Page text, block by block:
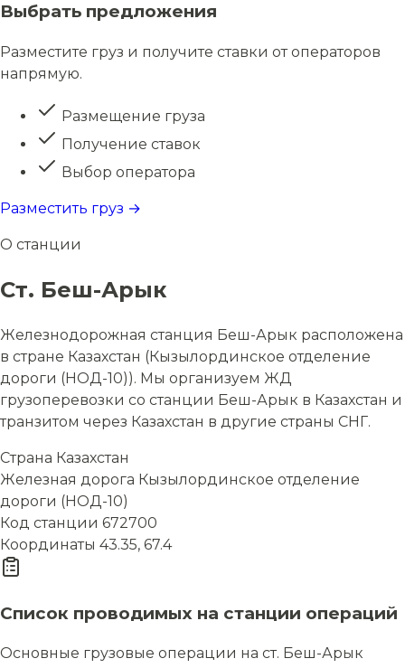
Выбрать предложения
Разместите груз и получите ставки от операторов
напрямую.
Размещение груза
Получение ставок
Выбор оператора
Разместить груз →
О станции
Ст. Беш-Арык
Железнодорожная станция Беш-Арык расположена
в стране Казахстан (Кызылординское отделение
дороги (НОД-10)). Мы организуем ЖД
грузоперевозки со станции Беш-Арык в Казахстан и
транзитом через Казахстан в другие страны СНГ.
Страна Казахстан
Железная дорога Кызылординское отделение
дороги (НОД-10)
Код станции 672700
Координаты 43.35, 67.4
Список проводимых на станции операций
Основные грузовые операции на ст. Беш-Арык